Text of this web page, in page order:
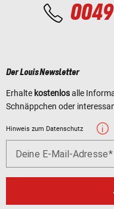
Der Louis Newsletter
Erhalte kostenlosalle
Schnäppchen oder
Hinweis zum Datenschutz
Deine E-Mail-Adresse